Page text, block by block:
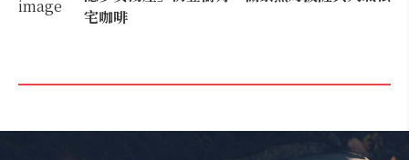
宅咖啡